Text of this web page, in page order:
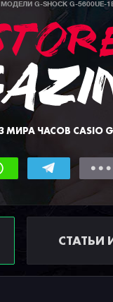
G-SHOCK G-5600UE-
ЧАСОВ CASIO
СТАТЬИ